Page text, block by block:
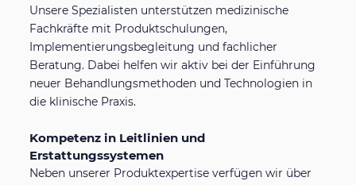
Unsere Spezialisten unterstützen medizinische
Fachkräfte mit Produktschulungen,
Implementierungsbegleitung und fachlicher
Beratung. Dabei helfen wir aktiv bei der Einführung
neuer Behandlungsmethoden und Technologien in
die klinische Praxis.
Kompetenz in Leitlinien und
Erstattungssystemen
Neben unserer Produktexpertise verfügen wir über